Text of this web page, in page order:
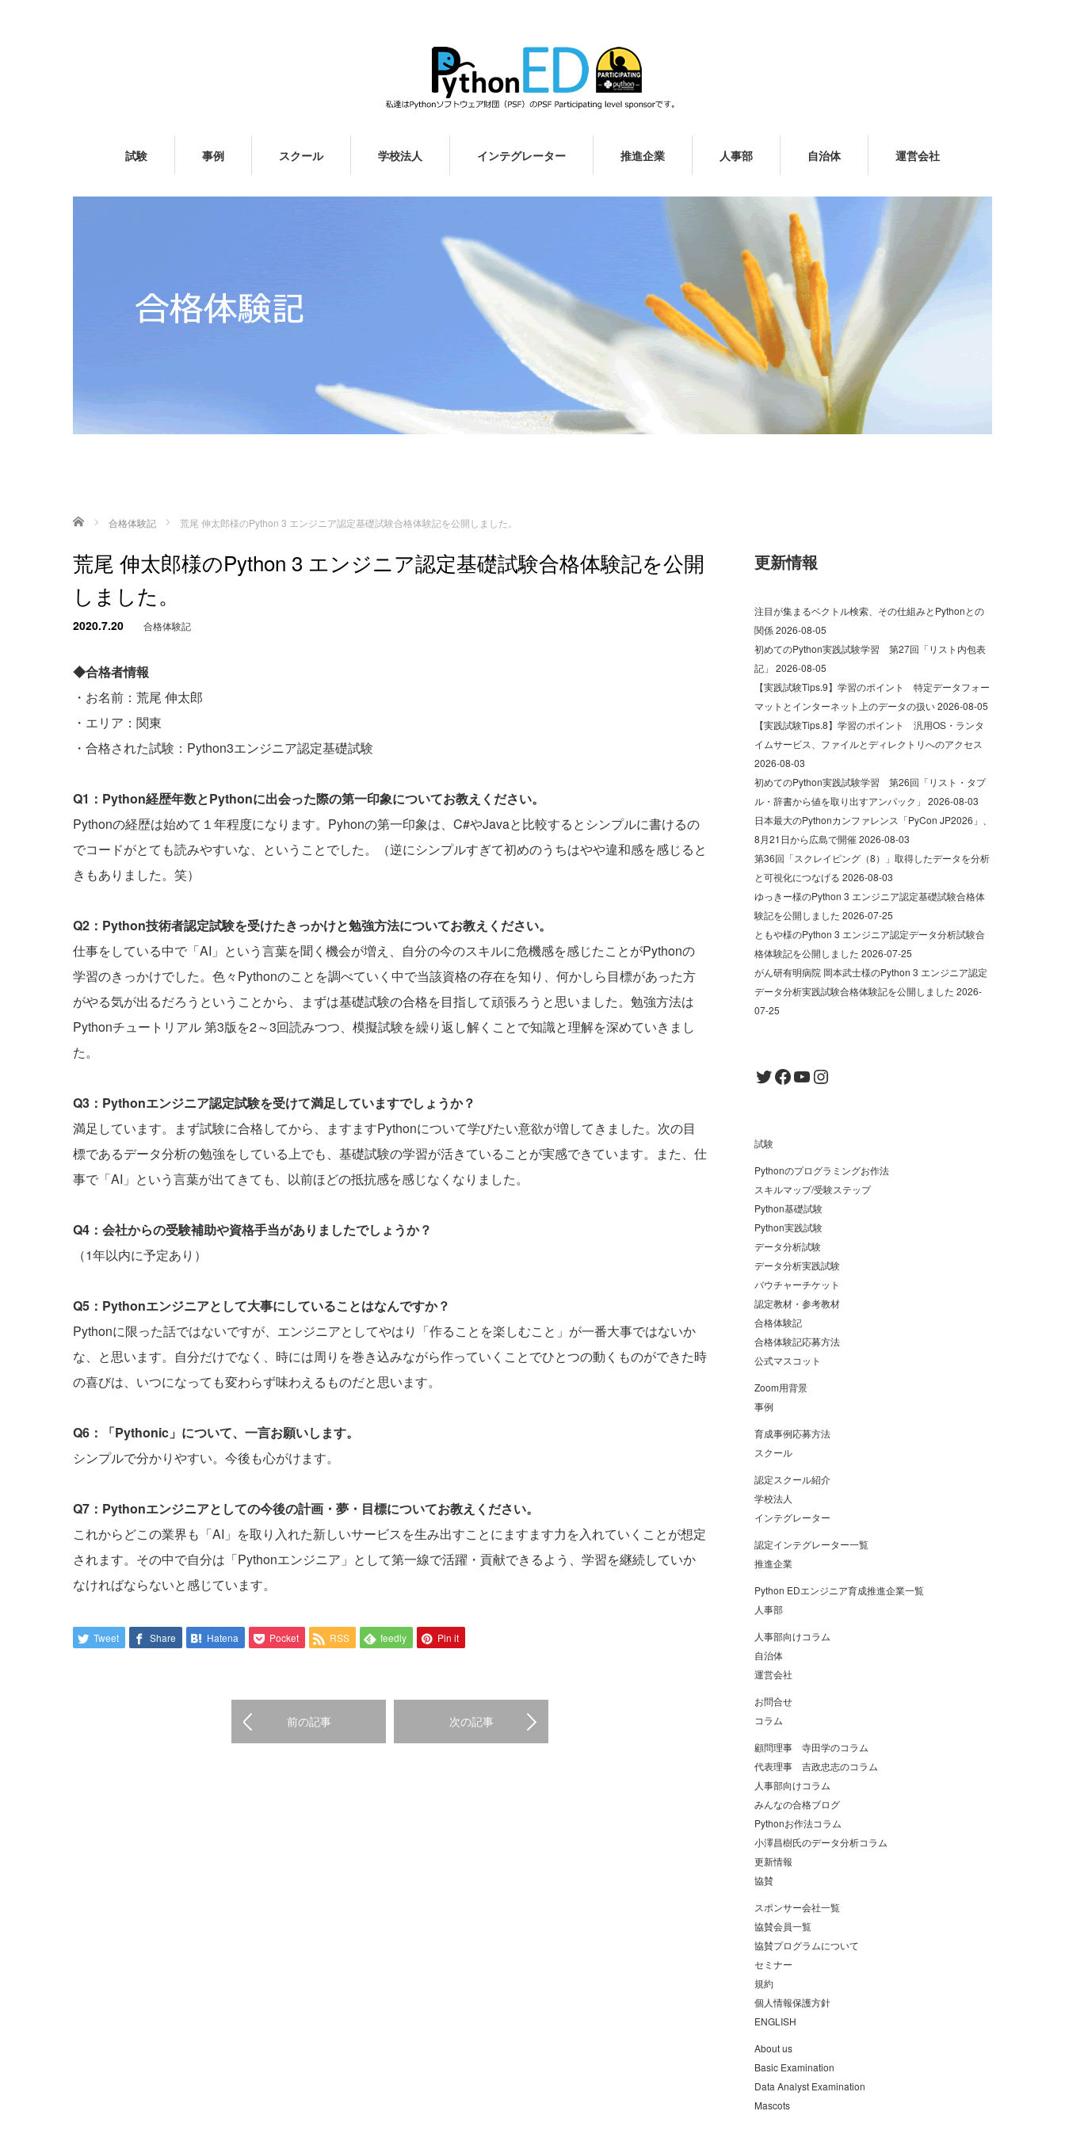
試験 事例 スクール 学校法人 インテグレーター 推進企業 人事部 自治体 運営会社
ホーム 合格体験記 荒尾 伸太郎様のPython 3 エンジニア認定基礎試験合格体験記を公開しました。
荒尾 伸太郎様のPython 3 エンジニア認定基礎試験合格体験記を公開
しました。
2020.7.20 合格体験記
◆合格者情報
・お名前：荒尾 伸太郎
・エリア：関東
・合格された試験：Python3エンジニア認定基礎試験
Q1：Python経歴年数とPythonに出会った際の第一印象についてお教えください。
Pythonの経歴は始めて１年程度になります。Pyhonの第一印象は、C#やJavaと比較するとシンプルに書けるの
でコードがとても読みやすいな、ということでした。（逆にシンプルすぎて初めのうちはやや違和感を感じると
きもありました。笑）
Q2：Python技術者認定試験を受けたきっかけと勉強方法についてお教えください。
仕事をしている中で「AI」という言葉を聞く機会が増え、自分の今のスキルに危機感を感じたことがPythonの
学習のきっかけでした。色々Pythonのことを調べていく中で当該資格の存在を知り、何かしら目標があった方
がやる気が出るだろうということから、まずは基礎試験の合格を目指して頑張ろうと思いました。勉強方法は
Pythonチュートリアル 第3版を2～3回読みつつ、模擬試験を繰り返し解くことで知識と理解を深めていきまし
た。
Q3：Pythonエンジニア認定試験を受けて満足していますでしょうか？
満足しています。まず試験に合格してから、ますますPythonについて学びたい意欲が増してきました。次の目
標であるデータ分析の勉強をしている上でも、基礎試験の学習が活きていることが実感できています。また、仕
事で「AI」という言葉が出てきても、以前ほどの抵抗感を感じなくなりました。
Q4：会社からの受験補助や資格手当がありましたでしょうか？
（1年以内に予定あり）
Q5：Pythonエンジニアとして大事にしていることはなんですか？
Pythonに限った話ではないですが、エンジニアとしてやはり「作ることを楽しむこと」が一番大事ではないか
な、と思います。自分だけでなく、時には周りを巻き込みながら作っていくことでひとつの動くものができた時
の喜びは、いつになっても変わらず味わえるものだと思います。
Q6：「Pythonic」について、一言お願いします。
シンプルで分かりやすい。今後も心がけます。
Q7：Pythonエンジニアとしての今後の計画・夢・目標についてお教えください。
これからどこの業界も「AI」を取り入れた新しいサービスを生み出すことにますます力を入れていくことが想定
されます。その中で自分は「Pythonエンジニア」として第一線で活躍・貢献できるよう、学習を継続していか
なければならないと感じています。
Tweet Share Hatena Pocket RSS feedly Pin it
前の記事 次の記事
更新情報
注目が集まるベクトル検索、その仕組みとPythonとの
関係2026-08-05
初めてのPython実践試験学習 第27回「リスト内包表
記」 2026-08-05
【実践試験Tips.9】学習のポイント 特定データフォー
マットとインターネット上のデータの扱い2026-08-05
【実践試験Tips.8】学習のポイント 汎用OS・ランタ
イムサービス、ファイルとディレクトリへのアクセス
2026-08-03
初めてのPython実践試験学習 第26回「リスト・タプ
ル・辞書から値を取り出すアンパック」 2026-08-03
日本最大のPythonカンファレンス「PyCon JP2026」、
8月21日から広島で開催2026-08-03
第36回「スクレイピング（8）」取得したデータを分析
と可視化につなげる 2026-08-03
ゆっきー様のPython 3 エンジニア認定基礎試験合格体
験記を公開しました 2026-07-25
ともや様のPython 3 エンジニア認定データ分析試験合
格体験記を公開しました 2026-07-25
がん研有明病院 岡本武士様のPython 3 エンジニア認定
データ分析実践試験合格体験記を公開しました 2026-
07-25
Twitter
Facebook
YouTube
Instagram
試験
Pythonのプログラミングお作法
スキルマップ/受験ステップ
Python基礎試験
Python実践試験
データ分析試験
データ分析実践試験
バウチャーチケット
認定教材・参考教材
合格体験記
合格体験記応募方法
公式マスコット
Zoom用背景
事例
育成事例応募方法
スクール
認定スクール紹介
学校法人
インテグレーター
認定インテグレーター一覧
推進企業
Python EDエンジニア育成推進企業一覧
人事部
人事部向けコラム
自治体
運営会社
お問合せ
コラム
顧問理事 寺田学のコラム
代表理事 吉政忠志のコラム
人事部向けコラム
みんなの合格ブログ
Pythonお作法コラム
小澤昌樹氏のデータ分析コラム
更新情報
協賛
スポンサー会社一覧
協賛会員一覧
協賛プログラムについて
セミナー
規約
個人情報保護方針
ENGLISH
About us
Basic Examination
Data Analyst Examination
Mascots